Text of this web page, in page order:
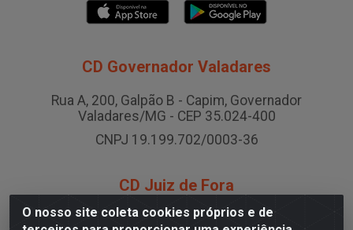
O nosso site coleta cookies próprios e de
CD Governador Valadares
Rua A, 200, Galpão B - Capim, Governador
Valadares/MG - CEP 35.024-400
CNPJ 19.199.702/0003-36
CD Juiz de Fora
Rodovia BR-040 , Nº 0, Área B2 Condominio Brasil